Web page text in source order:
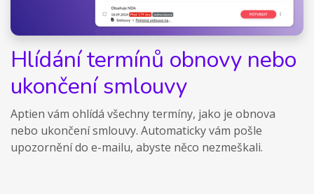
Hlídání termínů obnovy nebo
ukončení smlouvy
Aptien vám ohlídá všechny termíny, jako je obnova
nebo ukončení smlouvy. Automaticky vám pošle
upozornění do e-mailu, abyste něco nezmeškali.